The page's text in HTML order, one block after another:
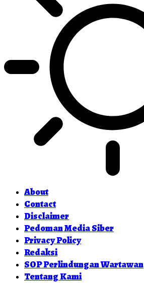
About
Contact
Disclaimer
Pedoman Media Siber
Privacy Policy
Redaksi
SOP Perlindungan Wartawan
Tentang Kami